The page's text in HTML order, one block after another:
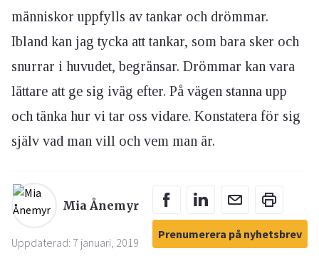
människor uppfylls av tankar och drömmar.
Ibland kan jag tycka att tankar, som bara sker och
snurrar i huvudet, begränsar. Drömmar kan vara
lättare att ge sig iväg efter. På vägen stanna upp
och tänka hur vi tar oss vidare. Konstatera för sig
själv vad man vill och vem man är.
Mia Ånemyr
Uppdaterad: 7 januari, 2019
Prenumerera på nyhetsbrev